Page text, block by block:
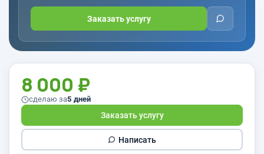
Заказать услугу
8 000 ₽
сделаю за5 дней
Заказать услугу
Написать